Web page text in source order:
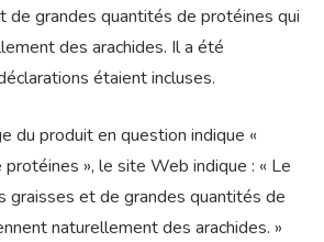
de grandes quantités de protéines qui
des arachides. Il a été
étaient incluses.
du produit en question indique «
», le site Web indique : « Le
graisses et de grandes quantités de
naturellement des arachides. »